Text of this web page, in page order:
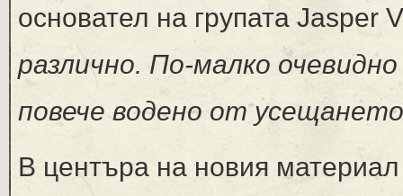
основател на групата Jasper
различно. По-малко
повече водено от
В центъра на новия